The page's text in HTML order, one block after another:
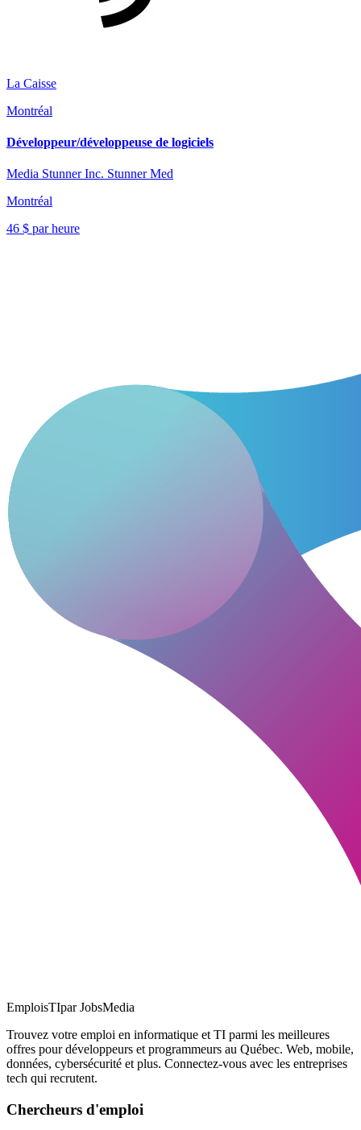
La Caisse
Montréal
Développeur/développeuse de logiciels
Media Stunner Inc. Stunner Med
Montréal
46 $ par heure
EmploisTIpar JobsMedia
Trouvez votre emploi en informatique et TI parmi les meilleures
offres pour développeurs et programmeurs au Québec. Web, mobile,
données, cybersécurité et plus. Connectez-vous avec les entreprises
tech qui recrutent.
Chercheurs d'emploi